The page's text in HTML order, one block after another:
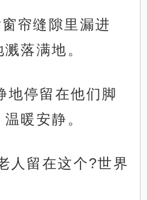
帘缝隙里漏进
落满地。
地停留在他们脚
暖安静。
人留在这个?世界